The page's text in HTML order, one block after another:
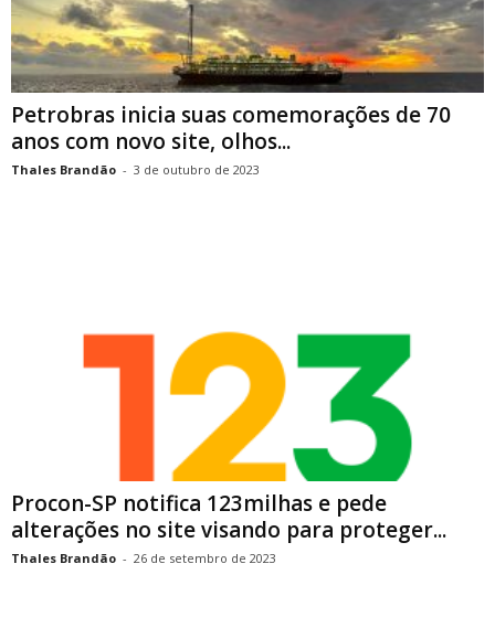
Petrobras inicia suas comemorações de 70
anos com novo site, olhos...
Thales Brandão - 3 de outubro de 2023
Procon-SP notifica 123milhas e pede
alterações no site visando para proteger...
Thales Brandão - 26 de setembro de 2023